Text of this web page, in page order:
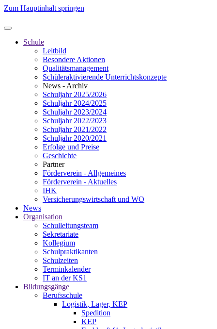
Zum Hauptinhalt springen
Schule
Leitbild
Besondere Aktionen
Qualitätsmanagement
Schüleraktivierende Unterrichtskonzepte
News - Archiv
Schuljahr 2025/2026
Schuljahr 2024/2025
Schuljahr 2023/2024
Schuljahr 2022/2023
Schuljahr 2021/2022
Schuljahr 2020/2021
Erfolge und Preise
Geschichte
Partner
Förderverein - Allgemeines
Förderverein - Aktuelles
IHK
Versicherungswirtschaft und WO
News
Organisation
Schulleitungsteam
Sekretariate
Kollegium
Schulpraktikanten
Schulzeiten
Terminkalender
IT an der KS1
Bildungsgänge
Berufsschule
Logistik, Lager, KEP
Spedition
KEP